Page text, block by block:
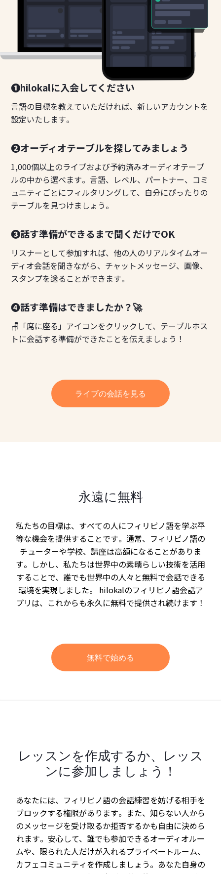
❶hilokalに入会してください
言語の目標を教えていただければ、新しいアカウントを
設定いたします。
❷オーディオテーブルを探してみましょう
1,000個以上のライブおよび予約済みオーディオテーブ
ルの中から選べます。言語、レベル、パートナー、コミ
ュニティごとにフィルタリングして、自分にぴったりの
テーブルを見つけましょう。
❸話す準備ができるまで聞くだけでOK
リスナーとして参加すれば、他の人のリアルタイムオー
ディオ会話を聞きながら、チャットメッセージ、画像、
スタンプを送ることができます。
❹話す準備はできましたか？🚀
🪑「席に座る」アイコンをクリックして、テーブルホス
トに会話する準備ができたことを伝えましょう！
ライブの会話を見る
永遠に無料
私たちの目標は、すべての人にフィリピノ語を学ぶ平
等な機会を提供することです。通常、フィリピノ語の
チューターや学校、講座は高額になることがありま
す。しかし、私たちは世界中の素晴らしい技術を活用
することで、誰でも世界中の人々と無料で会話できる
環境を実現しました。 hilokalのフィリピノ語会話ア
プリは、これからも永久に無料で提供され続けます！
無料で始める
レッスンを作成するか、レッス
ンに参加しましょう！
あなたには、フィリピノ語の会話練習を妨げる相手を
ブロックする権限があります。また、知らない人から
のメッセージを受け取るか拒否するかも自由に決めら
れます。安心して、誰でも参加できるオーディオルー
ムや、限られた人だけが入れるプライベートルーム、
カフェコミュニティを作成しましょう。あなた自身の